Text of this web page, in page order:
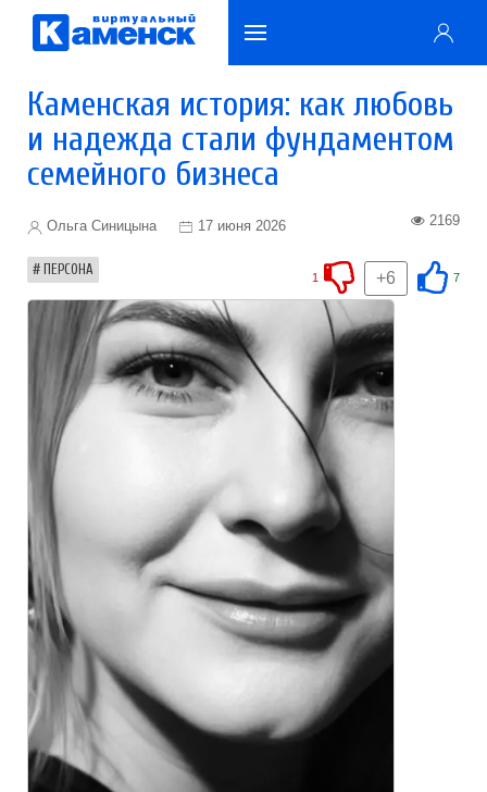
Каменская история: как любовь
и надежда стали фундаментом
семейного бизнеса
Ольга Синицына 17 июня 2026 2169
ПЕРСОНА 7
+6
1